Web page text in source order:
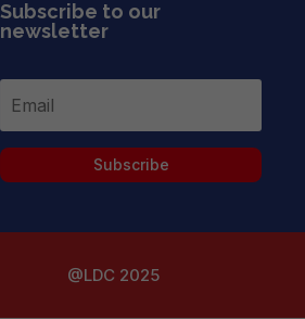
Subscribe to our
newsletter
Subscribe
@LDC 2025